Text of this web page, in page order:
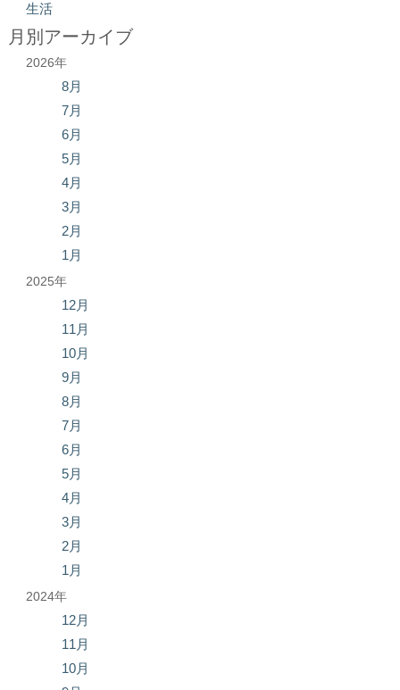
生活
月別アーカイブ
2026年
8月
7月
6月
5月
4月
3月
2月
1月
2025年
12月
11月
10月
9月
8月
7月
6月
5月
4月
3月
2月
1月
2024年
12月
11月
10月